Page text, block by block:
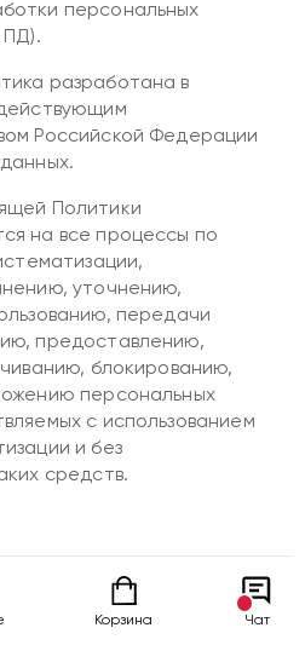
персональных
ПД).
разработана в
Российской Федерации
Политики
на все процессы по
уточнению,
передачи
предоставлению,
блокированию,
персональных
с использованием
и без
средств.
персональных данных
данных
Корзина Чат